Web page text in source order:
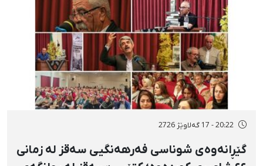
20:22 - 17 گەلاوێژ 2726
گێڕانەوەی شوناسی فەرهەنگیی سەقز لە زمانی